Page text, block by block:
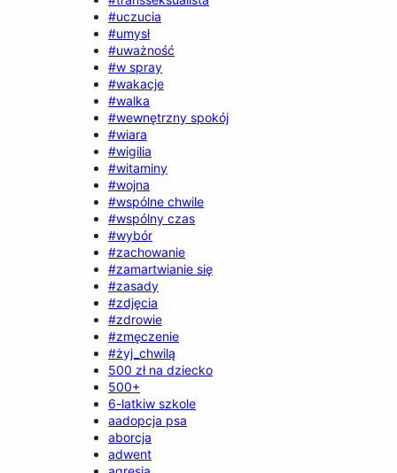
#uczucia
#umysł
#uważność
#w spray
#wakacje
#walka
#wewnętrzny spokój
#wiara
#wigilia
#witaminy
#wojna
#wspólne chwile
#wspólny czas
#wybór
#zachowanie
#zamartwianie się
#zasady
#zdjęcia
#zdrowie
#zmęczenie
#żyj_chwilą
500 zł na dziecko
500+
6-latkiw szkole
aadopcja psa
aborcja
adwent